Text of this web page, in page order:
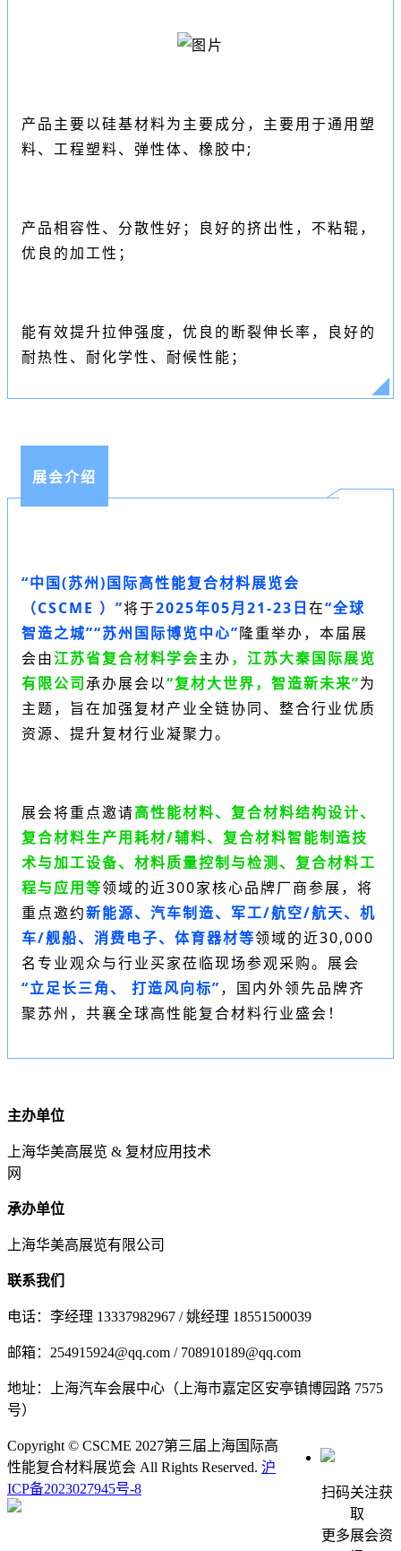
产品主要以硅基材料为主要成分，主要用于通用塑
料、工程塑料、弹性体、橡胶中;
产品相容性、分散性好；良好的挤出性，不粘辊，
优良的加工性；
能有效提升拉伸强度，优良的断裂伸长率，良好的
耐热性、耐化学性、耐候性能；
展会介绍
“中国(苏州)国际高性能复合材料展览会
（CSCME ）”将于2025年05月21-23日在“全球
智造之城”“苏州国际博览中心”隆重举办，本届展
会由江苏省复合材料学会主办，江苏大秦国际展览
有限公司承办展会以“复材大世界，智造新未来”为
主题，旨在加强复材产业全链协同、整合行业优质
资源、提升复材行业凝聚力。
展会将重点邀请高性能材料、复合材料结构设计、
复合材料生产用耗材/辅料、复合材料智能制造技
术与加工设备、材料质量控制与检测、复合材料工
程与应用等领域的近300家核心品牌厂商参展，将
重点邀约新能源、汽车制造、军工/航空/航天、机
车/舰船、消费电子、体育器材等领域的近30,000
名专业观众与行业买家莅临现场参观采购。展会
“立足长三角、 打造风向标”，国内外领先品牌齐
聚苏州，共襄全球高性能复合材料行业盛会！
主办单位
上海华美高展览 & 复材应用技术
网
承办单位
上海华美高展览有限公司
联系我们
电话：李经理 13337982967 / 姚经理 18551500039
邮箱：254915924@qq.com / 708910189@qq.com
地址：上海汽车会展中心（上海市嘉定区安亭镇博园路 7575
号）
扫码关注获
取
更多展会资
Copyright © CSCME 2027第三届上海国际高
性能复合材料展览会 All Rights Reserved. 沪
ICP备2023027945号-8